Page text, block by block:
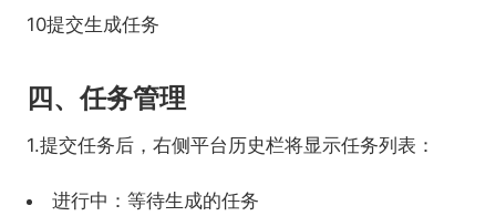
10提交生成任务
四、任务管理
1.提交任务后，右侧平台历史栏将显示任务列表：
进行中：等待生成的任务